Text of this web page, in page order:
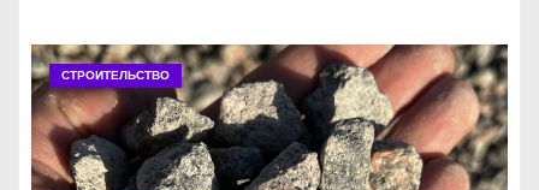
СТРОИТЕЛЬСТВО